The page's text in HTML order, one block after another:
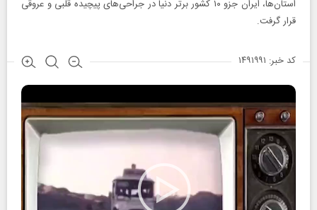
استان‌ها، ایران جزو ۱۰ کشور برتر دنیا در جراحی‌های پیچیده قلبی و عروقی
قرار گرفت.
کد خبر: ۱۴۹۱۹۹۱